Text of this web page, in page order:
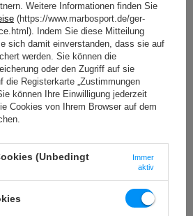
zusätzliche Funktionen: Viele Smith
Klimmzugstangen, Dip-Griffe oder
die das Training vielseitiger
eröffnen. Die Möglichkeit,
zu befestigen, erhöht die Sicherheit und
Ablagemöglichkeiten für
Trainingsbereich ordentlich und
Durchmesser der Hantelstange
perfekt passen. Einige
Gewichtsscheiben (50 mm Durchmesser)
(25 mm oder 28 mm). Wähle
mit deinem Training zu starten, ohne
Weitere Informationen finden Sie
(https://www.marbosport.de/ger-
Indem Sie diese Mitteilung
sich damit einverstanden, dass sie auf
werden. Sie können die
oder den Zugriff auf sie
die Registerkarte „Zustimmungen
können Ihre Einwilligung jederzeit
Cookies von Ihrem Browser auf dem
(Unbedingt
Immer
aktiv